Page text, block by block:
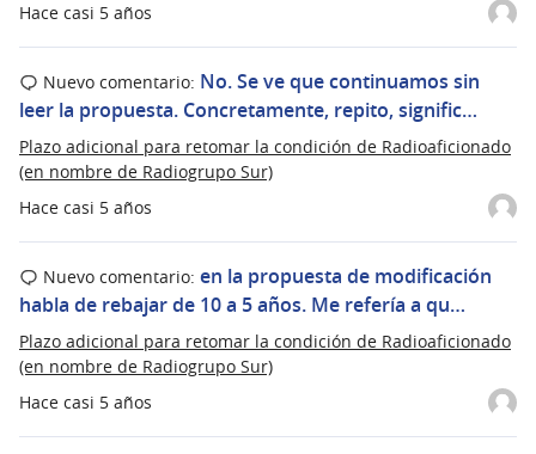
Hace casi 5 años
Hace casi 5 años
Nuevo comentario: No. Se ve que continuamos sin
leer la propuesta. Concretamente, repito, signific…
Plazo adicional para retomar la condición de Radioaficionado
(en nombre de Radiogrupo Sur)
Hace casi 5 años
Nuevo comentario: en la propuesta de modificación
habla de rebajar de 10 a 5 años. Me refería a qu…
Plazo adicional para retomar la condición de Radioaficionado
(en nombre de Radiogrupo Sur)